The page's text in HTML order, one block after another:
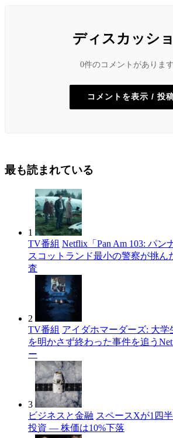
ディスカッシ
0件のコメントがあります
コメントを表示 / 投
最も読まれている
1
TV番組 Netflix「Pan Am 103: パ
スコットランド最小の警察が挑ん
査
2
TV番組 アイダホマーダーズ: 大
を明かさず終わった事件を追う
ー
3
ビジネスと金融 スペースXが1四
投資 — 株価は10%下落